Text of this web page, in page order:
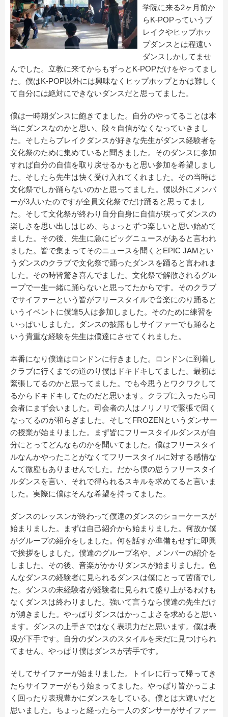
学院に来る2ヶ月前か
らK-POPっていうブ
レイクやヒップホッ
プダンスとは程遠い
ダンスしかしてませ
んでした。立教に来てからもずっとK-POPだけをやってまし
た。僕はK-POP以外には興味なくヒップホップとかは難しく
て自分には絶対にできないダンスだと思ってました。
僕は一時期ダンスに飽きてました。自分のやってることは本
当にダンスなのかと思い、段々自信がなくなっていきまし
た。そしたらブレイクダンスが好きな先生がダンス経験者を
文化祭のために集めていると聞きました。そのダンスに参加
すれば自分の自信を取り戻せるかもと思い参加を希望しまし
た。そしたら先生は快く受け入れてくれました。その当時は
文化祭でしか踊らないのかと思ってました。僕以外にメンバ
ーが3人いたのですが全員文化祭でだけ踊ると思ってまし
た。そして文化祭が終わり自分自身に自信が戻ってダンスの
楽しさを思い出しはじめ、ちょっとずつ楽しいと思い始めて
ました。その後、先生に急にビッグニュースがあると言われ
ました。皆で集まってそのニュースを聞くとEPIC JAMとい
うダンスのクラブで文化祭で踊ったダンスを踊ると言われま
した。その時皆驚き喜んでました。文化祭で解散されるグル
ープで一生一緒に踊らないと思ってたからです。そのクラブ
でサイファーという皆がフリースタイルで音楽にのり踊ると
いうイベントに僕達5人は参加しました。そのために練習を
いっぱいしました。ダンスの披露もしサイファーでも踊ると
いう貴重な経験を先生は僕達にさせてくれました。
本番になり僕達はロンドンに行きました。ロンドンに到着し
クラブに行くまでの道のり僕はドキドキしてました。最初は
緊張してるのかと思ってました。でも今思うとワクワクして
るからドキドキしてたのだと思います。クラブに入ったら司
会者にまず会いました。司会者の人はノリノリで緊張で固く
なってるのが和らぎました。そしてFROZENというダンサー
の授業が始まりました。まず皆にフリースタイルダンスが自
分にとってどんなものかを聞いてました。僕はフリースタイ
ルなんかやったことがなくてフリースタイルに対する感情な
んて微塵もありませんでした。だから僕の思うフリースタイ
ルダンスを言い、それで得られるスキルを求めてると言いま
した。実際に僕はそんな希望を持ってました。
ダンスのレッスンが終わって僕達のダンスのショーケースが
始まりました。まずは自己紹介から始まりました。何故か僕
がグループの紹介をしました。何を話すか準備もせずに即興
で挨拶をしました。僕達のグループ名や、メンバーの紹介を
しました。その後、音楽がかかりダンスが始まりました。色
んなダンスの経験者に見られるダンスは僕にとって苦痛でし
た。ダンスの未経験者が経験者に見られて盛り上がるわけも
なくダンスは終わりました。強いて言うなら僕達の先生だけ
が湧きました。やっぱりダンスはかっこよさを求めると思い
ます。ダンスの上手さではなく表現力だと思います。僕は表
現が下手です。自分のダンスのスタイルを未だに見つけられ
てません。やっぱり僕はダンスが苦手です。
そしてサイファーが始まりました。トイレに行って帰ってき
たらサイファーがもう始まってました。やっぱり皆かっこよ
く回ったり表現豊かにダンスをしている。僕とは大違いだと
思いました。ちょっと経ったら一人のダンサーがサイファー